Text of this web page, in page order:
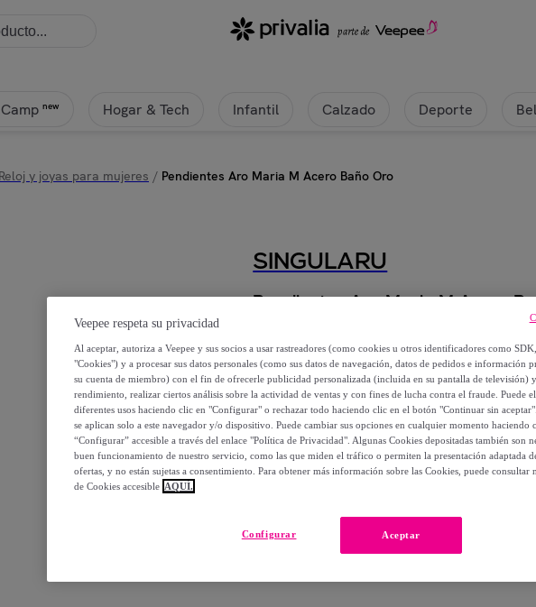
new Hogar & Tech Infantil Calzado Deporte
Reloj y joyas para mujeres / Pendientes Aro Maria M Acero Baño Oro
SINGULARU
Pendientes Aro Maria M Acero
18,99 €
24,99 €
-24%
1 Añadir a la cesta
Veepee respeta su privacidad
Al aceptar, autoriza a Veepee y sus socios a usar rastreadores (como cookies u otros identificadores como
"Cookies") y a procesar sus datos personales (como sus datos de navegación, datos de pedidos e información
su cuenta de miembro) con el fin de ofrecerle publicidad personalizada (incluida en su pantalla de televisión)
rendimiento, realizar ciertos análisis sobre la actividad de ventas y con fines de lucha contra el fraude. Puede
diferentes usos haciendo clic en "Configurar" o rechazar todo haciendo clic en el botón "Continuar sin
se aplican solo a este navegador y/o dispositivo. Puede cambiar sus opciones en cualquier momento haciendo
“Configurar” accesible a través del enlace "Política de Privacidad". Algunas Cookies depositadas también son
buen funcionamiento de nuestro servicio, como las que miden el tráfico o permiten la presentación adaptada
ofertas, y no están sujetas a consentimiento. Para obtener más información sobre las Cookies, puede consultar
de Cookies accesible AQUÍ.
Aceptar
Configurar